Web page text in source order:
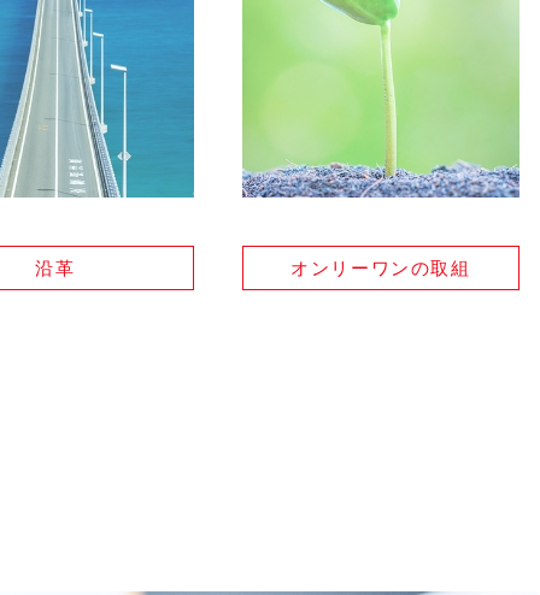
沿革 オンリーワンの取組